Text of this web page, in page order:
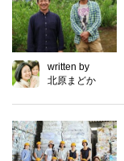
written by
北原まどか